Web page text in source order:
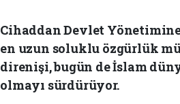
Cihaddan Devlet
en uzun soluklu özgürlük
direnişi, bugün de İslam
olmayı sürdürüyor.